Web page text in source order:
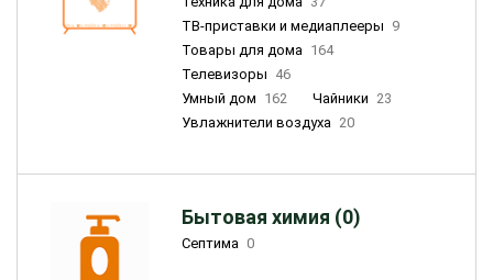
ТВ-приставки и медиаплееры 9
Товары для дома 164
Телевизоры 46
Умный дом 162 Чайники 23
Увлажнители воздуха 20
Бытовая химия (0)
Септима 0